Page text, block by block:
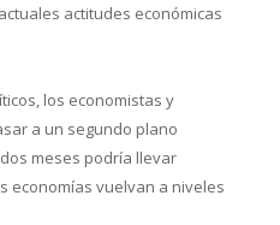
actitudes económicas
los economistas y
a un segundo plano
meses podría llevar
economías vuelvan a niveles